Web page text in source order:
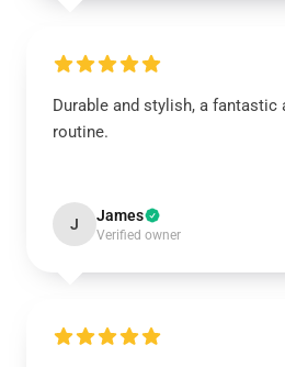
Durable and stylish, a
routine.
J James
Verified owner